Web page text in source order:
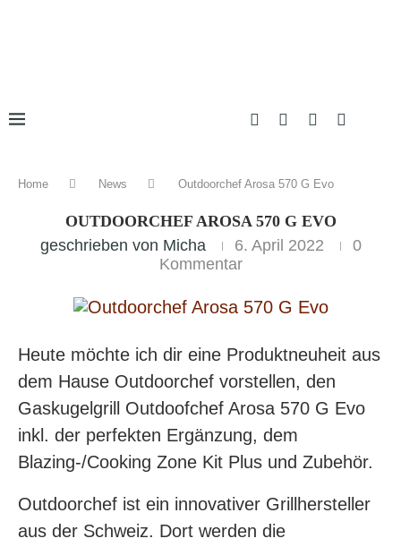
Home News Outdoorchef Arosa 570 G Evo
OUTDOORCHEF AROSA 570 G EVO
geschrieben von Micha 6. April 2022
0
Kommentar
Heute möchte ich dir eine Produktneuheit aus
dem Hause Outdoorchef vorstellen, den
Gaskugelgrill Outdoofchef Arosa 570 G Evo
inkl. der perfekten Ergänzung, dem
Blazing-/Cooking Zone Kit Plus und Zubehör.
Outdoorchef ist ein innovativer Grillhersteller
aus der Schweiz. Dort werden die